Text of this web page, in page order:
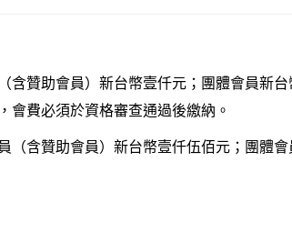
會員）新台幣壹仟元；團體會員新台
會費必須於資格審查通過後繳納。
助會員）新台幣壹仟伍佰元；團體會